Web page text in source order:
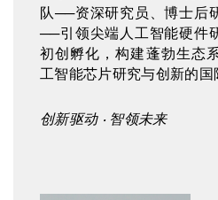
队──资深研究员、博士后
──引领尖端人工智能硬件
初创孵化，构建蓬勃生态
工智能芯片研究与创新的国
创新驱动 ‧ 智领未来